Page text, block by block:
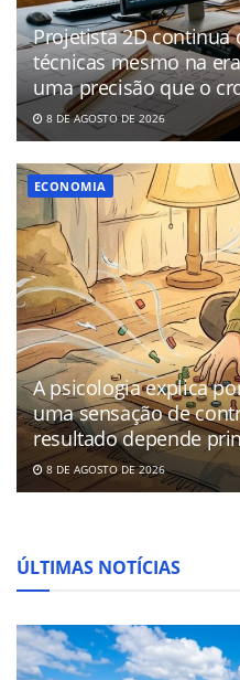
Projetista 2D continua
técnicas mesmo na
uma precisão que o
8 DE AGOSTO DE 2026
ECONOMIA
A psicologia explica
uma sensação de
resultado depende
8 DE AGOSTO DE 2026
ÚLTIMAS NOTÍCIAS